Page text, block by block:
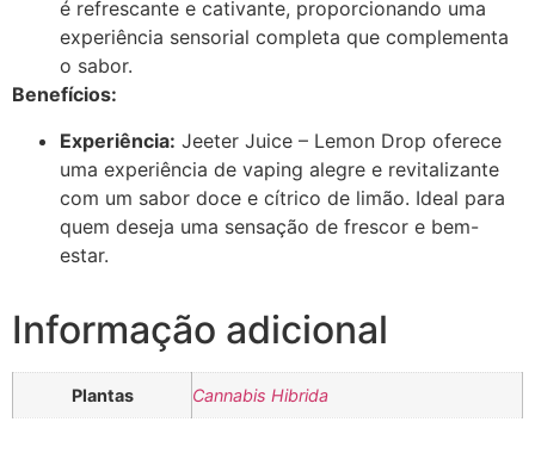
é refrescante e cativante, proporcionando uma
experiência sensorial completa que complementa
o sabor.
Benefícios:
Experiência: Jeeter Juice – Lemon Drop oferece
uma experiência de vaping alegre e revitalizante
com um sabor doce e cítrico de limão. Ideal para
quem deseja uma sensação de frescor e bem-
estar.
Informação adicional
Plantas Cannabis Hibrida